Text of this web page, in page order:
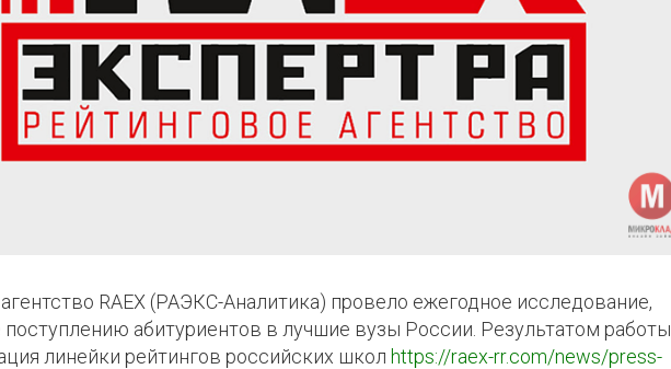
RAEX (РАЭКС-Аналитика) провело ежегодное исследование,
абитуриентов в лучшие вузы России. Результатом работы
линейки рейтингов российских школ https://raex-rr.com/news/press-